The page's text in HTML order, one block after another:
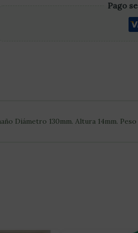
Pago
Diámetro 130mm. Altura 14mm.